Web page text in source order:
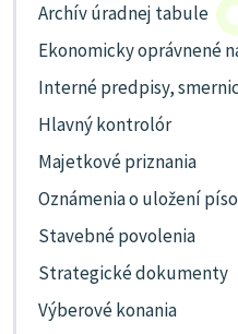
Archív úradnej tabule
Ekonomicky oprávnené
Interné predpisy,
Hlavný kontrolór
Majetkové priznania
Oznámenia o uložení
Stavebné povolenia
Strategické dokumenty
Výberové konania